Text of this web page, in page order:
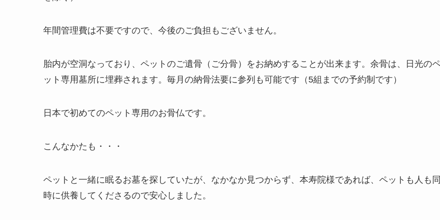
年間管理費は不要ですので、今後のご負担もございません。
胎内が空洞なっており、ペットのご遺骨（ご分骨）をお納めすることが出来ます。余骨は、日光の
ット専用墓所に埋葬されます。毎月の納骨法要に参列も可能です（5組までの予約制です）
日本で初めてのペット専用のお骨仏です。
こんなかたも・・・
ペットと一緒に眠るお墓を探していたが、なかなか見つからず、本寿院様であれば、ペットも人も
時に供養してくださるので安心しました。